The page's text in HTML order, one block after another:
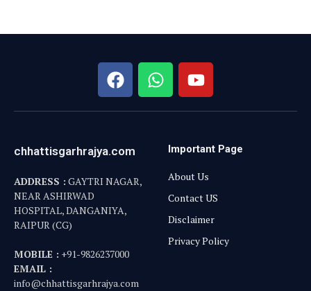
chhattisgarhrajya.com
ADDRESS : GAYTRI NAGAR,
NEAR ASHIRWAD
HOSPITAL, DANGANIYA,
RAIPUR (CG)
MOBILE : +91-9826237000
EMAIL :
info@chhattisgarhrajya.com
Important Page
About Us
Contact US
Disclaimer
Privacy Policy